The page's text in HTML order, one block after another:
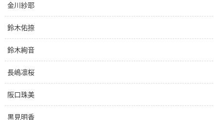
金川紗耶
鈴木佑捺
鈴木絢音
長嶋凛桜
阪口珠美
黒見明香